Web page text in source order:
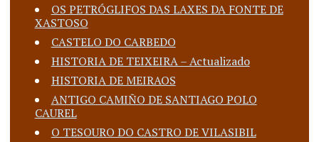
OS PETRÓGLIFOS DAS LAXES DA FONTE DE
XASTOSO
CASTELO DO CARBEDO
HISTORIA DE TEIXEIRA – Actualizado
HISTORIA DE MEIRAOS
ANTIGO CAMIÑO DE SANTIAGO POLO
CAUREL
O TESOURO DO CASTRO DE VILASIBIL